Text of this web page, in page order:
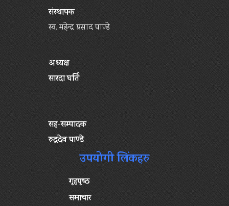
संस्थापक
स्व. महेन्द्र प्रसाद पाण्डे
अध्यक्ष
सारदा घर्ति
सह-सम्पादक
रुद्रदेव पाण्डे
उपयोगी लिंकहरु
गृहपृष्‍ठ
समाचार